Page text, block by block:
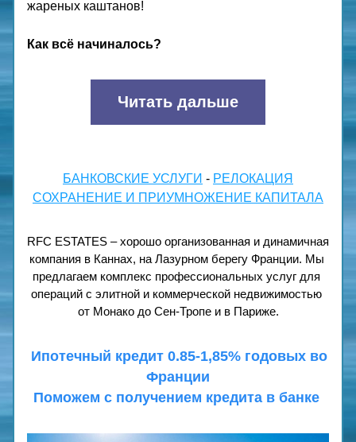
жареных каштанов!
Как всё начиналось?
Читать дальше
БАНКОВСКИЕ УСЛУГИ - РЕЛОКАЦИЯ
СОХРАНЕНИЕ И ПРИУМНОЖЕНИЕ КАПИТАЛА
RFC ESTATES – хорошо организованная и динамичная
компания в Каннах, на Лазурном берегу Франции. Мы
предлагаем комплекс профессиональных услуг для
операций с элитной и коммерческой недвижимостью
от Монако до Сен-Тропе и в Париже.
Ипотечный кредит 0.85-1,85% годовых во
Франции
Поможем с получением кредита в банке